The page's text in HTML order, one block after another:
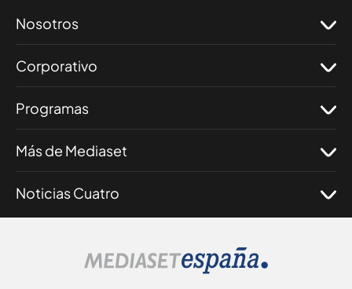
Nosotros
Corporativo
Programas
Más de Mediaset
Noticias Cuatro